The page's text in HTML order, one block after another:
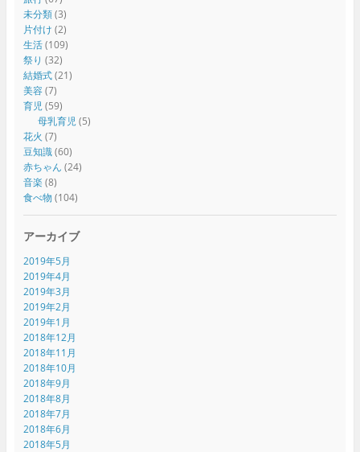
未分類(3)
片付け (2)
生活(109)
祭り (32)
結婚式(21)
美容(7)
育児(59)
母乳育児(5)
花火 (7)
豆知識(60)
赤ちゃん (24)
音楽 (8)
食べ物 (104)
アーカイブ
2019年5月
2019年4月
2019年3月
2019年2月
2019年1月
2018年12月
2018年11月
2018年10月
2018年9月
2018年8月
2018年7月
2018年6月
2018年5月